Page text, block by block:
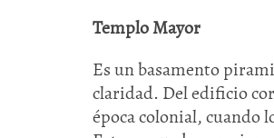
Templo Mayor
Es un basamento
claridad. Del edificio
época colonial, cuando